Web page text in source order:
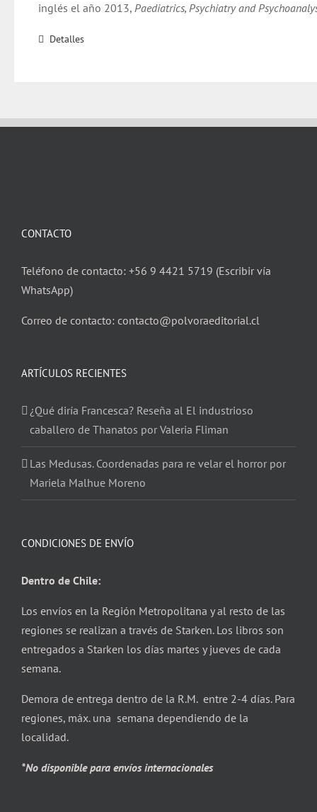
inglés el año 2013, Paediatrics, Psychiatry and
Detalles
CONTACTO
Teléfono de contacto: +56 9 4421 5719 (Escribir vía
WhatsApp)
Correo de contacto: contacto@polvoraeditorial.cl
ARTÍCULOS RECIENTES
¿Qué diría Francesca? Reseña al El industrioso
caballero de Thanatos por Valeria Fliman
Las Medusas. Coordenadas para re velar el horror por
Mariela Malhue Moreno
CONDICIONES DE ENVÍO
Dentro de Chile:
Los envíos en la Región Metropolitana y al resto de las
regiones se realizan a través de Starken. Los libros son
entregados a Starken los días martes y jueves de cada
semana.
Demora de entrega dentro de la R.M. entre 2-4 días. Para
regiones, máx. una semana dependiendo de la
localidad.
*No disponible para envíos internacionales